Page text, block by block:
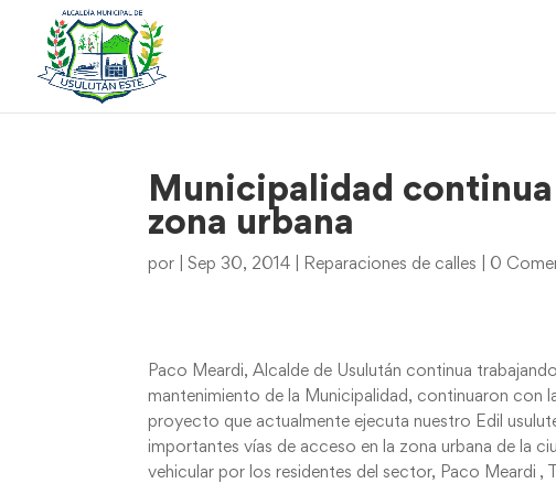
Municipalidad continua
zona urbana
por |Sep 30, 2014 Reparaciones de calles 0
Paco Meardi, Alcalde de Usulután continua
mantenimiento de la Municipalidad, continuaron con
proyecto que actualmente ejecuta nuestro Edil
importantes vías de acceso en la zona urbana de la
vehicular por los residentes del sector, Paco Meardi ,